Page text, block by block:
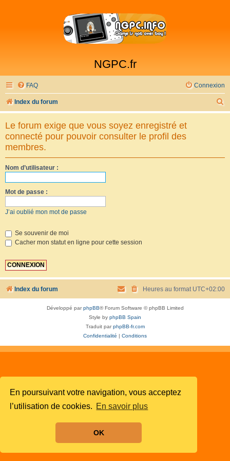
En poursuivant votre navigation, vous acceptez
l’utilisation de cookies. En savoir plus
OK
NGPC.fr
FAQ Connexion
Index du forum
e
Le forum exige que vous soyez enregistré et
connecté pour pouvoir consulter le profil des
membres.
Nom d’utilisateur :
Mot de passe :
J’ai oublié mon mot de passe
Se souvenir de moi
Cacher mon statut en ligne pour cette session
Index du forum Heures au format UTC+02:00
Développé parphpBB® Forum Software © phpBB Limited
Style by phpBB Spain
Traduit parphpBB-fr.com
Confidentialité
Conditions